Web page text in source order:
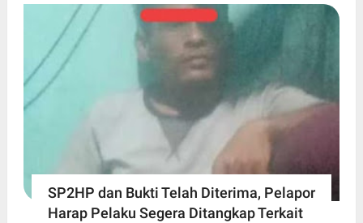
SP2HP dan Bukti Telah Diterima, Pelapor
Harap Pelaku Segera Ditangkap Terkait